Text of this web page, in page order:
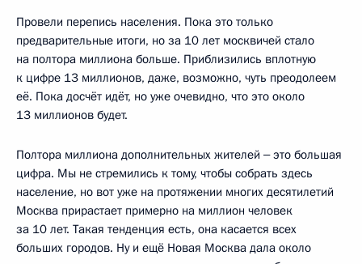
Провели перепись населения. Пока это только
предварительные итоги, но за 10 лет москвичей стало
на полтора миллиона больше. Приблизились вплотную
к цифре 13 миллионов, даже, возможно, чуть преодолеем
её. Пока досчёт идёт, но уже очевидно, что это около
13 миллионов будет.
Полтора миллиона дополнительных жителей ‒ это большая
цифра. Мы не стремились к тому, чтобы собрать здесь
население, но вот уже на протяжении многих десятилетий
Москва прирастает примерно на миллион человек
за 10 лет. Такая тенденция есть, она касается всех
больших городов. Ну и ещё Новая Москва дала около